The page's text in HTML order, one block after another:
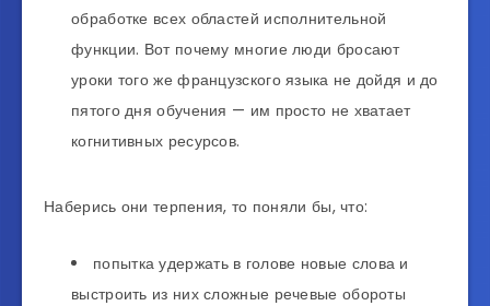
обработке всех областей исполнительной
функции. Вот почему многие люди бросают
уроки того же французского языка не дойдя и до
пятого дня обучения — им просто не хватает
когнитивных ресурсов.
Наберись они терпения, то поняли бы, что:
попытка удержать в голове новые слова и
выстроить из них сложные речевые обороты